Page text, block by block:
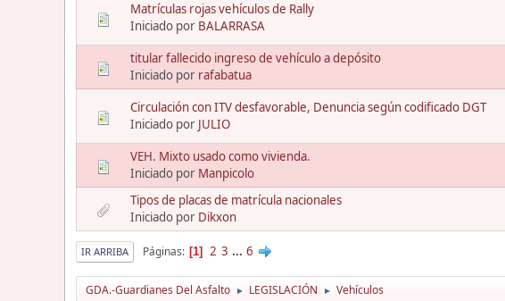
Matrículas rojas vehículos de Rally
Iniciado por BALARRASA
titular fallecido ingreso de vehículo a depósito
Iniciado por rafabatua
Circulación con ITV desfavorable, Denuncia según codificado DGT
Iniciado por JULIO
VEH. Mixto usado como vivienda.
Iniciado por Manpicolo
Tipos de placas de matrícula nacionales
Iniciado por Dikxon
IR ARRIBA Páginas 1 2 3 ... 6
GDA.-Guardianes Del Asfalto ► LEGISLACIÓN ► Vehículos